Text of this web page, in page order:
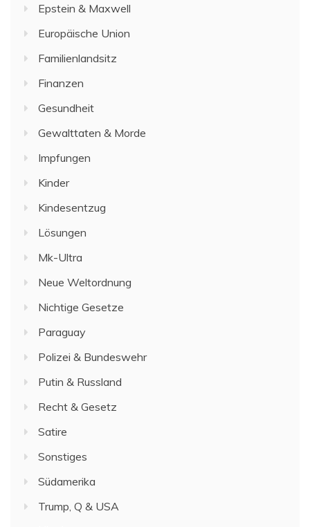
Epstein & Maxwell
Europäische Union
Familienlandsitz
Finanzen
Gesundheit
Gewalttaten & Morde
Impfungen
Kinder
Kindesentzug
Lösungen
Mk-Ultra
Neue Weltordnung
Nichtige Gesetze
Paraguay
Polizei & Bundeswehr
Putin & Russland
Recht & Gesetz
Satire
Sonstiges
Südamerika
Trump, Q & USA